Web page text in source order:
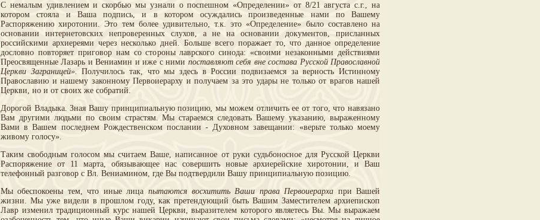
С немалым удивлением и скорбью мы узнали о поспешном «Определении» от 8/21 августа с.г., на
котором стояла и Ваша подпись, и в котором осуждались произведенные нами по Вашему
Распоряжению хиротонии. Это тем более удивительно, т.к. это «Определение» было составлено на
основании интернетовских непроверенных слухов, а не на основании документов, присланных
российскими архиереями через несколько дней. Больше всего поражает то, что данное определение
дословно повторяет приговор нам со стороны лаврского синода: «своими незаконными действиями
Преосвященные Лазарь и Вениамин и иже с ними поставляют себя вне состава Русской Православной
Церкви Заграницей».Получилось так, что мы здесь в России подвизаемся за верность Истинному
Православию и нашему законному Первоиерарху и получаем за это удары не только от врагов нашей
Церкви, но и от своих же собратий.
Дорогой Владыка. Зная Вашу принципиальную позицию, мы можем отличить ее от того, что навязано
Вам другими людьми по своим страстям. Мы стараемся следовать Вашему указанию, выраженному
Вами в Вашем последнем Рождественском послании - Духовном завещании: «верьте только моему
живому голосу».
Таким свободным голосом мы считаем Ваше, написанное от руки судьбоносное для Русской Церкви
Распоряжение от 11 марта, обязывающее нас совершить новые архиерейские хиротонии, и Ваш
телефонный разговор с Вл. Вениамином, где Вы подтвердили Вашу принципиальную позицию.
Мы обеспокоены тем, что иные лица пытаются восхитить Ваши права Первоиерарха при Вашей
жизни. Мы уже видели в прошлом году, как претендующий быть Вашим Заместителем архиепископ
Лавр изменил традиционный курс нашей Церкви, выразителем которого являетесь Вы. Мы выражаем